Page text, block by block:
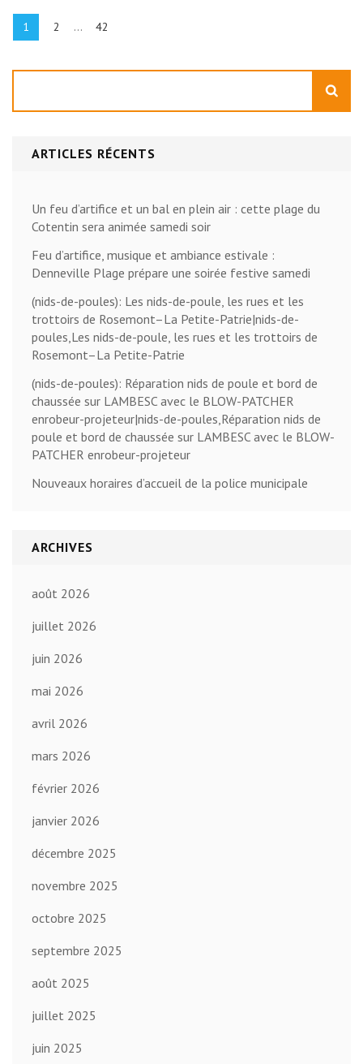
Navigation
des
articles
Page
1 Page
2 … Page
42
ARTICLES RÉCENTS
Un feu d’artifice et un bal en plein air : cette plage du
Cotentin sera animée samedi soir
Feu d’artifice, musique et ambiance estivale :
Denneville Plage prépare une soirée festive samedi
(nids-de-poules): Les nids-de-poule, les rues et les
trottoirs de Rosemont–La Petite-Patrie|nids-de-
poules,Les nids-de-poule, les rues et les trottoirs de
Rosemont–La Petite-Patrie
(nids-de-poules): Réparation nids de poule et bord de
chaussée sur LAMBESC avec le BLOW-PATCHER
enrobeur-projeteur|nids-de-poules,Réparation nids de
poule et bord de chaussée sur LAMBESC avec le BLOW-
PATCHER enrobeur-projeteur
Nouveaux horaires d’accueil de la police municipale
ARCHIVES
août 2026
juillet 2026
juin 2026
mai 2026
avril 2026
mars 2026
février 2026
janvier 2026
décembre 2025
novembre 2025
octobre 2025
septembre 2025
août 2025
juillet 2025
juin 2025